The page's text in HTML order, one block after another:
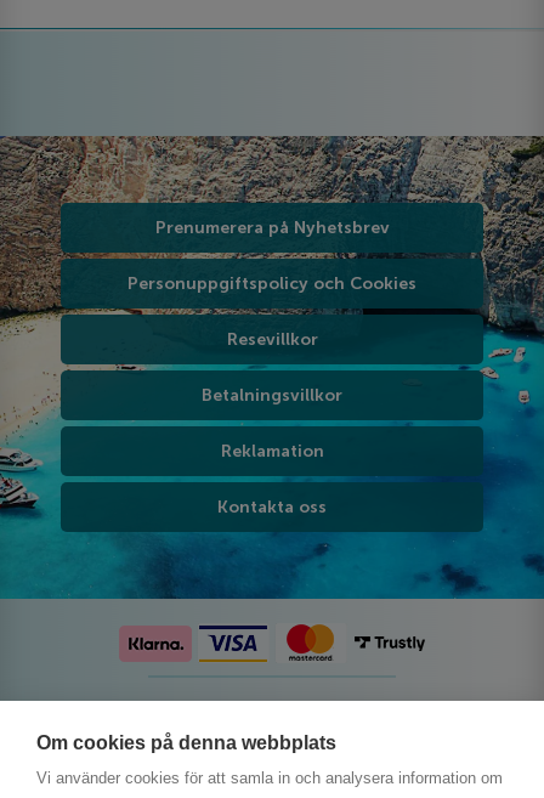
Om cookies på denna webbplats
Vi använder cookies för att samla in och analysera information om
Prenumerera på Nyhetsbrev
Personuppgiftspolicy och Cookies
Resevillkor
Betalningsvillkor
Reklamation
Kontakta oss